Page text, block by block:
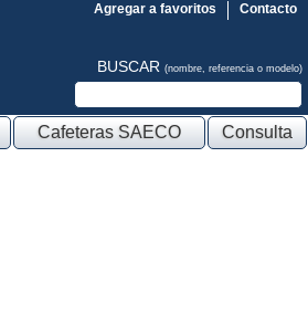
Contacto
Agregar a favoritos
BUSCAR (nombre, referencia o modelo)
Cafeteras SAECO Consulta